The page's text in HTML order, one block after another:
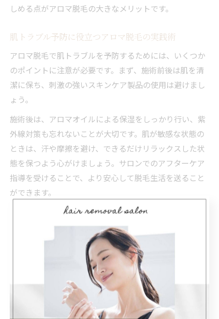
しめる点がアロマ脱毛の大きなメリットです。
肌トラブル予防に役立つアロマ脱毛の実践術
アロマ脱毛で肌トラブルを予防するためには、いくつか
のポイントに注意が必要です。まず、施術前後は肌を清
潔に保ち、刺激の強いスキンケア製品の使用は避けまし
ょう。
施術後は、アロマオイルによる保湿をしっかり行い、紫
外線対策も忘れないことが大切です。肌が敏感な状態の
ときは、汗や摩擦を避け、できるだけリラックスした状
態を保つよう心がけましょう。サロンでのアフターケア
指導を受けることで、より安心して脱毛生活を送ること
ができます。
特に、敏感肌やアレルギー体質の方は、事前にサロンス
タッフへ相談し、自分に合ったアロマやケア方法を選ぶ
ことが重要です。これにより、トラブルを未然に防ぎ、
健やかな肌を維持できます。
緊張や不安を和らげる脱毛方法と